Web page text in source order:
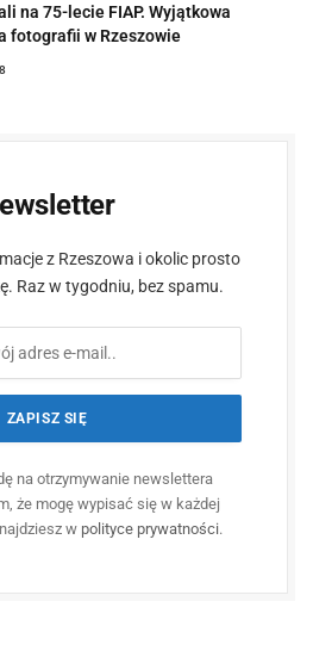
na 75-lecie FIAP. Wyjątkowa
fotografii w Rzeszowie
z Rzeszowa i okolic prosto
Raz w tygodniu, bez spamu.
na otrzymywanie newslettera
że mogę wypisać się w każdej
w polityce prywatności.